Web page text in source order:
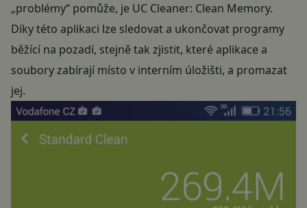
„problémy“ pomůže, je UC Cleaner: Clean Memory.
Díky této aplikaci lze sledovat a ukončovat programy
běžící na pozadí, stejně tak zjistit, které aplikace a
soubory zabírají místo v interním úložišti, a promazat
jej.